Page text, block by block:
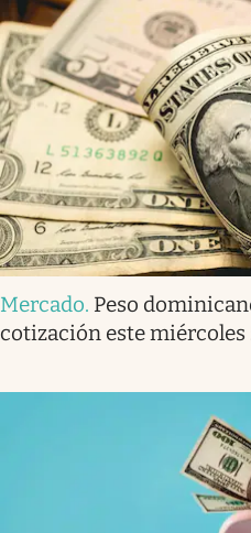
Mercado. Peso
cotización este miércoles